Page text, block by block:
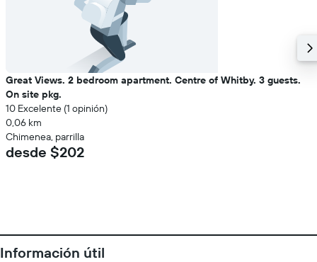
Great Views. 2 bedroom apartment. Centre of Whitby. 3 guests.
On site pkg.
10 Excelente (1 opinión)
0,06 km
Chimenea, parrilla
desde $202
Información útil